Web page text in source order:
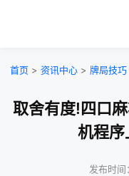
首页 > 资讯中心 > 牌局技巧
取舍有度!四口
机程
发布时